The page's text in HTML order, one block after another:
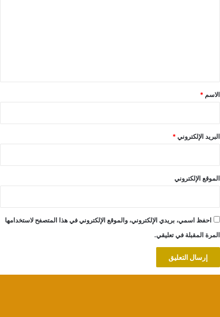
*
الاسم *
البريد الإلكتروني*
الموقع الإلكتروني
احفظ اسمي، بريدي الإلكتروني، والموقع الإلكتروني في هذا المتصفح لاستخدامها
المرة المقبلة في تعليقي.